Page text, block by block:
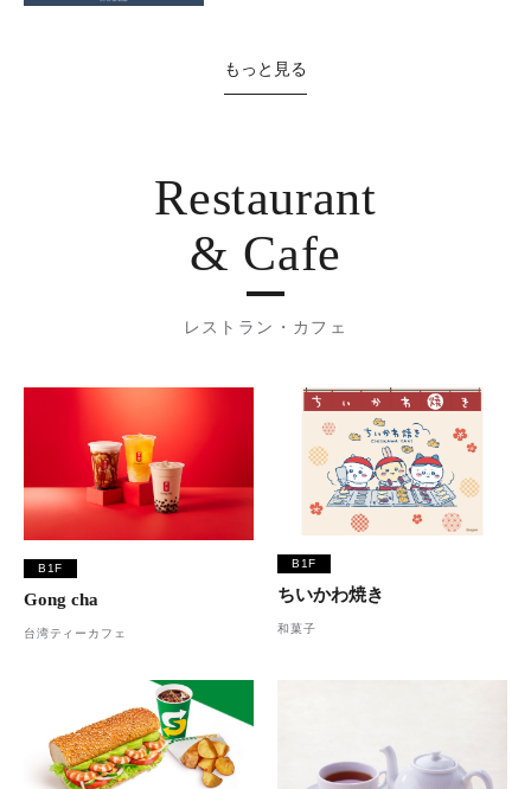
もっと見る
Restaurant
& Cafe
レストラン・カフェ
B1F
Gong cha
台湾ティーカフェ
B1F
ちいかわ焼き
和菓子